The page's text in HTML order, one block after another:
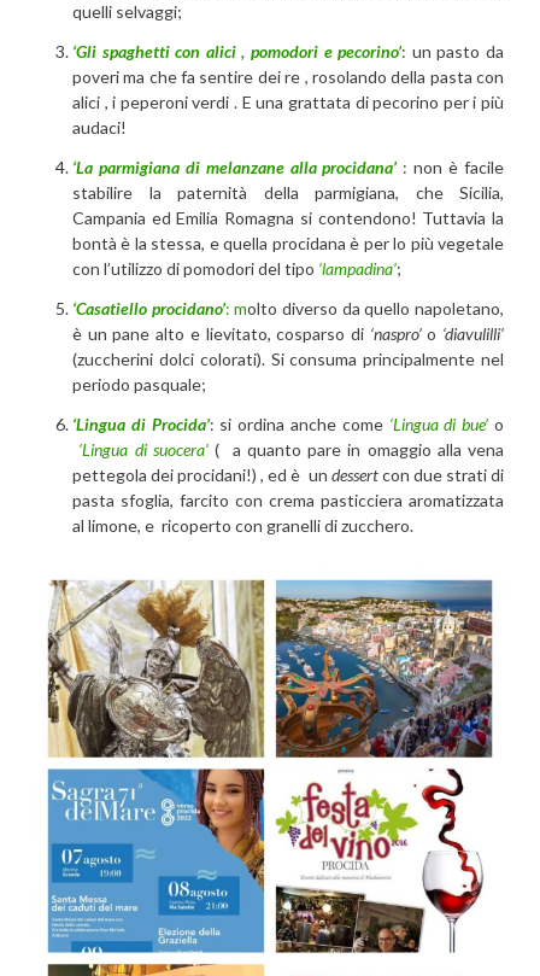
quelli selvaggi;
‘Gli spaghetti con alici , pomodori e pecorino’: un pasto da
poveri ma che fa sentire dei re , rosolando della pasta con
alici , i peperoni verdi . E una grattata di pecorino per i più
audaci!
‘La parmigiana di melanzane alla procidana’ : non è facile
stabilire la paternità della parmigiana, che Sicilia,
Campania ed Emilia Romagna si contendono! Tuttavia la
bontà è la stessa, e quella procidana è per lo più vegetale
con l’utilizzo di pomodori del tipo ‘lampadina’;
‘Casatiello procidano’: molto diverso da quello napoletano,
è un pane alto e lievitato, cosparso di ‘naspro’o ‘diavulilli’
(zuccherini dolci colorati). Si consuma principalmente nel
periodo pasquale;
‘Lingua di Procida’: si ordina anche come ‘Lingua di bue’ o
‘Lingua di suocera’( a quanto pare in omaggio alla vena
pettegola dei procidani!) , ed è un dessertcon due strati di
pasta sfoglia, farcito con crema pasticciera aromatizzata
al limone, e ricoperto con granelli di zucchero.